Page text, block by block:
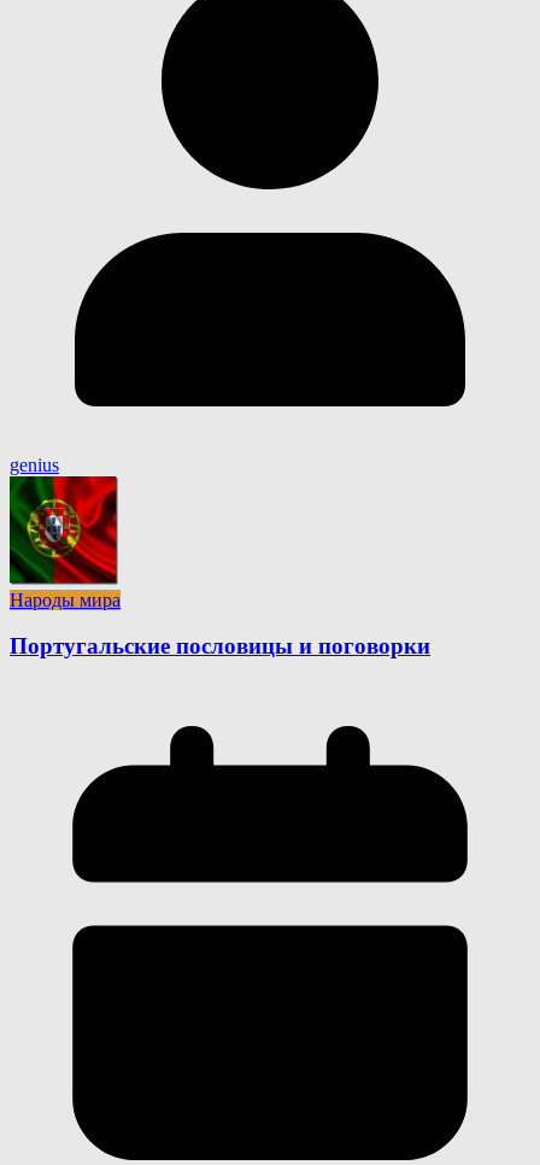
genius
Народы мира
Португальские пословицы и поговорки